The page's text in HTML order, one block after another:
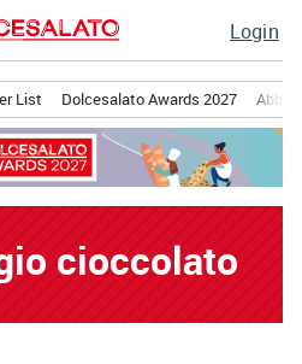
Login
List Dolcesalato Awards 2027
cioccolato